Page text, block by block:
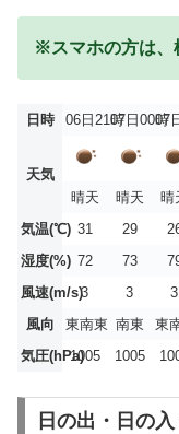
※スマホの方は、
日時 06日21時07日00時
07
天気
晴天
晴天 晴
気温(℃) 31 29
湿度(%) 72 73
風速(m/s)3 3 3
風向
東南東 南東 東
気圧(hPa)1005 1005
日の出・日の入